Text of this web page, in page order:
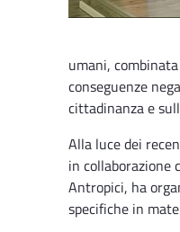
umani,
conseguenze
cittadinanza e
Alla luce dei
in collaborazione
Antropici, ha
specifiche in